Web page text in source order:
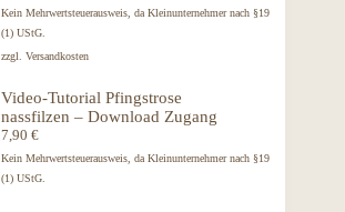
Kein Mehrwertsteuerausweis, da Kleinunternehmer nach §19
(1) UStG.
zzgl.Versandkosten
Video-Tutorial Pfingstrose
nassfilzen – Download Zugang
7,90€
Kein Mehrwertsteuerausweis, da Kleinunternehmer nach §19
(1) UStG.